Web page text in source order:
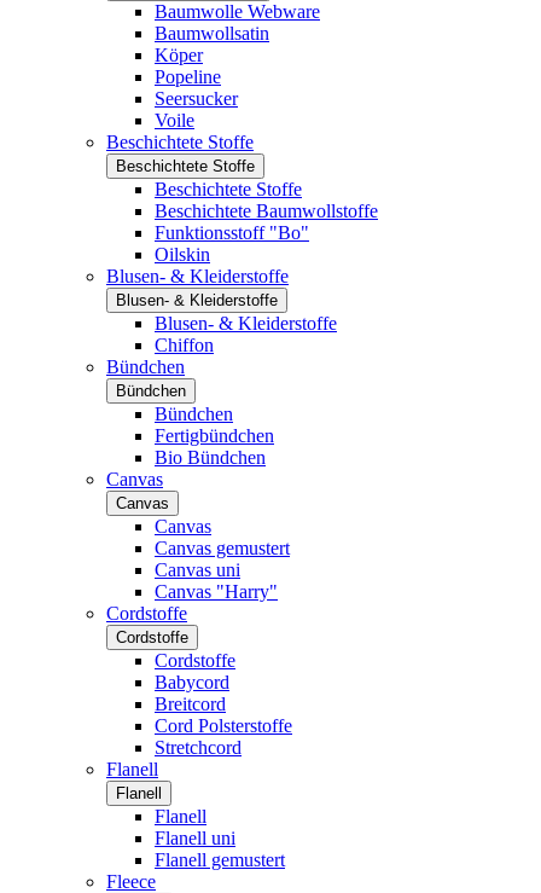
Baumwolle Webware
Baumwollsatin
Köper
Popeline
Seersucker
Voile
Beschichtete Stoffe
Beschichtete Stoffe
Beschichtete Stoffe
Beschichtete Baumwollstoffe
Funktionsstoff "Bo"
Oilskin
Blusen- & Kleiderstoffe
Blusen- & Kleiderstoffe
Blusen- & Kleiderstoffe
Chiffon
Bündchen
Bündchen
Bündchen
Fertigbündchen
Bio Bündchen
Canvas
Canvas
Canvas
Canvas gemustert
Canvas uni
Canvas "Harry"
Cordstoffe
Cordstoffe
Cordstoffe
Babycord
Breitcord
Cord Polsterstoffe
Stretchcord
Flanell
Flanell
Flanell
Flanell uni
Flanell gemustert
Fleece